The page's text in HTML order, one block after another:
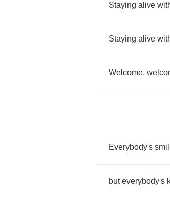
Staying alive
Staying alive
Welcome,
Everybody's
but everybody's